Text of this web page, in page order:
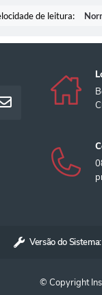
de leitura:
Versão do Sistema:
© Copyright